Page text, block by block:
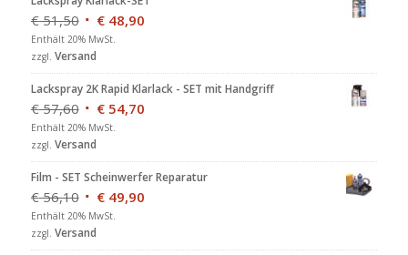
€51,50 €48,90
Enthält 20% MwSt.
zzgl. Versand
Lackspray 2K Rapid Klarlack - SET mit Handgriff
€57,60 €54,70
Enthält 20% MwSt.
zzgl. Versand
Film - SET Scheinwerfer Reparatur
€56,10 €49,90
Enthält 20% MwSt.
zzgl. Versand